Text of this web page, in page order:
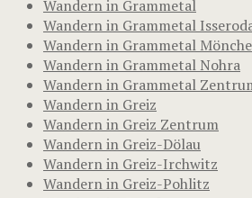
Wandern in Grammetal
Wandern in Grammetal
Wandern in Grammetal
Wandern in Grammetal Nohra
Wandern in Grammetal
Wandern in Greiz
Wandern in Greiz Zentrum
Wandern in Greiz-Dölau
Wandern in Greiz-Irchwitz
Wandern in Greiz-Pohlitz